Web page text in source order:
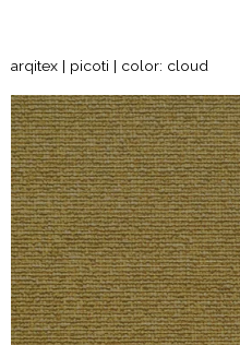
arqitex | picoti | color: cloud